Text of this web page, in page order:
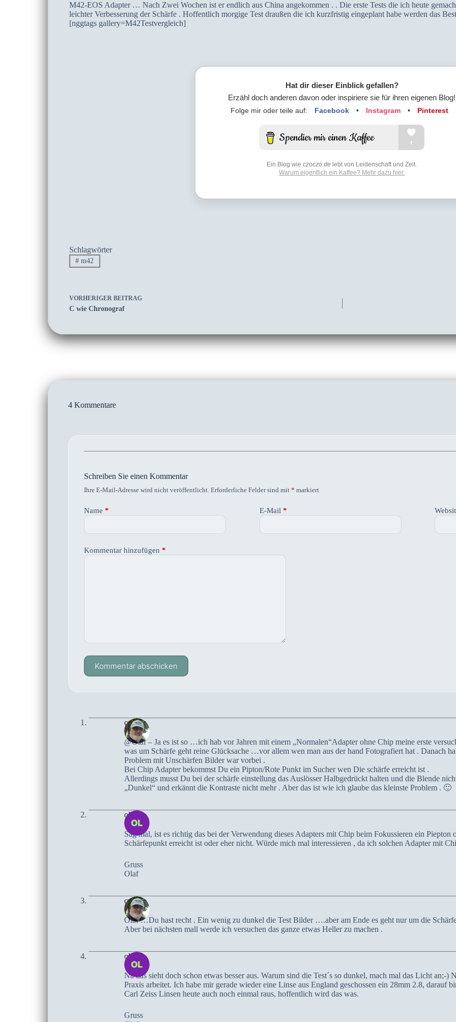
M42-EOS Adapter … Nach Zwei Wochen ist er endlich aus China angekommen . . Die erste Tests die ich heute
leichter Verbesserung der Schärfe . Hoffentlich morgige Test draußen die ich kurzfristig eingeplant habe werden das
[nggtags gallery=M42Testvergleich]
Hat dir dieser Einblick gefallen?
Erzähl doch anderen davon oder inspiriere sie für ihren eigenen Blog!
Folge mir oder teile auf: Facebook • Instagram • Pinterest
Ein Blog wieczoczo.de lebt von Leidenschaft und Zeit.
Warum eigentlich ein Kaffee? Mehr dazu hier.
Schlagwörter
# m42
VORHERIGER BEITRAG
C wie Chronograf
4 Kommentare
Schreiben Sie einen Kommentar
Ihre E-Mail-Adresse wird nicht veröffentlicht. Erforderliche Felder sind mit * markiert
Name * E-Mail*
Kommentar hinzufügen *
Kommentar abschicken
czoczo
@Olaf – Ja es ist so …ich hab vor Jahren mit einem „Normalen“Adapter ohne Chip meine erste
was um Schärfe geht reine Glücksache …vor allem wen man aus der hand Fotografiert hat . Danach
Problem mit Unschärfen Bilder war vorbei .
Bei Chip Adapter bekommst Du ein Pipton/Rote Punkt im Sucher wen Die schärfe erreicht ist .
Allerdings musst Du bei der schärfe einstellung das Auslösser Halbgedrückt halten und die Blende
„Dunkel“ und erkännt die Kontraste nicht mehr . Aber das ist wie ich glaube das kleinste Problem . 🙂
olaf
Sag mal, ist es richtig das bei der Verwendung dieses Adapters mit Chip beim Fokussieren ein
Schärfepunkt erreicht ist oder eher nicht. Würde mich mal interessieren , da ich solchen Adapter mit
Gruss
Olaf
czoczo
Olaf …Du hast recht . Ein wenig zu dunkel die Test Bilder ….aber am Ende es geht nur um die
Aber bei nächsten mall werde ich versuchen das ganze etwas Heller zu machen .
olaf
Na das sieht doch schon etwas besser aus. Warum sind die Test´s so dunkel, mach mal das Licht an;-
Praxis arbeitet. Ich habe mir gerade wieder eine Linse aus England geschossen ein 28mm 2.8, darauf
Carl Zeiss Linsen heute auch noch einmal raus, hoffentlich wird das was.
Gruss